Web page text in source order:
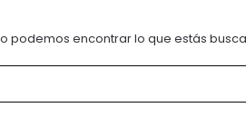
podemos encontrar lo que estás